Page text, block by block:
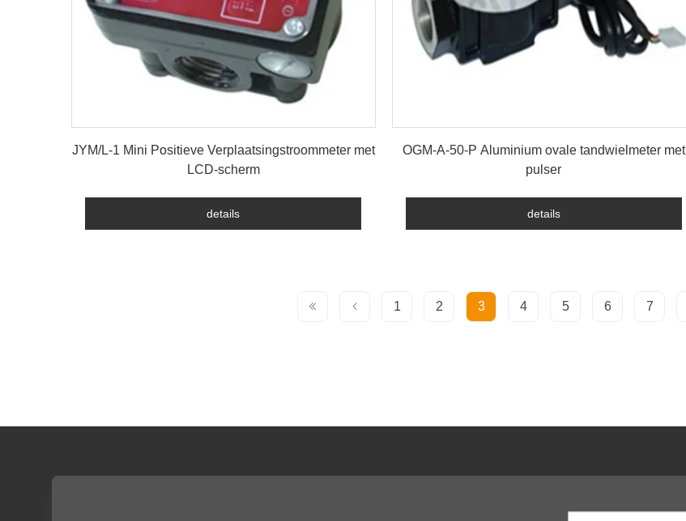
JYM/L-1 Mini Positieve Verplaatsingstroommeter met
LCD-scherm
details
OGM-A-50-P Aluminium ovale tandwielmeter met
pulser
details
1 2 3 4 5 6 7